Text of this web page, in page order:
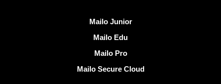
Mailo Junior
Mailo Edu
Mailo Pro
Mailo Secure Cloud